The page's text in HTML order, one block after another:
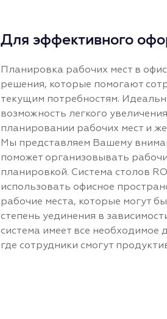
Для эффективного
Планировка рабочих мест в
решения, которые помогают
текущим потребностям.
возможность легкого
планировании рабочих мест и
Мы представляем Вашему
поможет организовывать
планировкой. Система столов
использовать офисное
рабочие места, которые могут
степень уединения в
система имеет все необходимое
где сотрудники смогут